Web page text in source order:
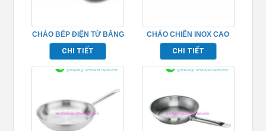
CHẢO BẾP ĐIỆN TỪ BẰNG
INOX – TP696212
CHI TIẾT
CHẢO CHIÊN INOX CAO
CẤP TP696228
CHI TIẾT